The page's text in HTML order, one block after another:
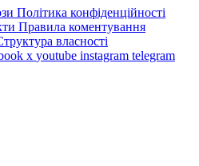
Політика конфіденційності
Правила коментування
власності
x youtube instagram telegram